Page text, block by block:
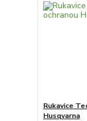
Rukavice
Husqvarna